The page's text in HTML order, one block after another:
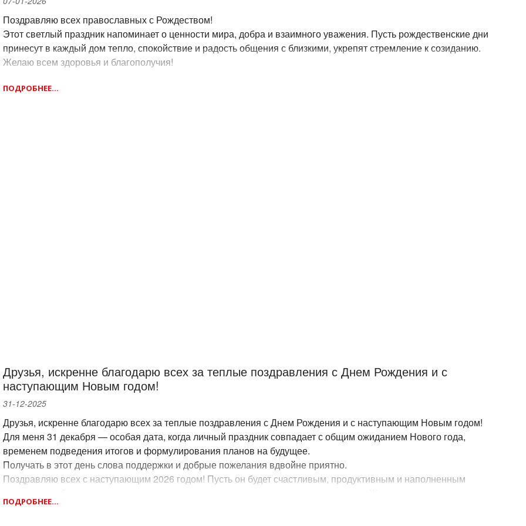
Поздравляю всех православных с Рождеством!
Этот светлый праздник напоминает о ценности мира, добра и взаимного уважения. Пусть рождественские дни
принесут в каждый дом тепло, спокойствие и радость общения с близкими, укрепят стремление к созиданию.
Желаю всем здоровья и благополучия!
ПОДРОБНЕЕ...
Друзья, искренне благодарю всех за теплые поздравления с Днем Рождения и с
наступающим Новым годом!
31-12-2025
Друзья, искренне благодарю всех за теплые поздравления с Днем Рождения и с наступающим Новым годом!
Для меня 31 декабря — особая дата, когда личный праздник совпадает с общим ожиданием Нового года,
временем подведения итогов и формулирования планов на будущее.
Получать в этот день слова поддержки и добрые пожелания вдвойне приятно.
Поздравляю всех с наступающим 2026 годом! Пусть он будет счастливым, продуктивным и наполненным
благополучия и успехов во всех добрых начинаниях!
ПОДРОБНЕЕ...